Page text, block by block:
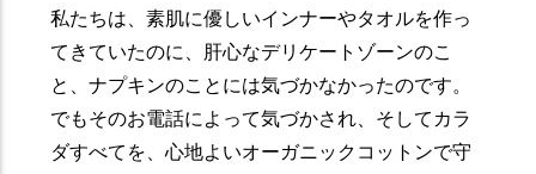
私たちは、素肌に優しいインナーやタオルを作っ
てきていたのに、肝心なデリケートゾーンのこ
と、ナプキンのことには気づかなかったのです。
でもそのお電話によって気づかされ、そしてカラ
ダすべてを、心地よいオーガニックコットンで守